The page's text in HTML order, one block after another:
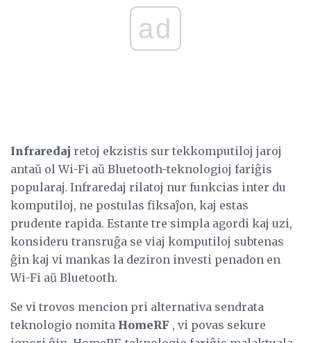
ad
Infraredaj retoj ekzistis sur tekkomputiloj jaroj
antaŭ ol Wi-Fi aŭ Bluetooth-teknologioj fariĝis
popularaj. Infraredaj rilatoj nur funkcias inter du
komputiloj, ne postulas fiksaĵon, kaj estas
prudente rapida. Estante tre simpla agordi kaj uzi,
konsideru transruĝa se viaj komputiloj subtenas
ĝin kaj vi mankas la deziron investi penadon en
Wi-Fi aŭ Bluetooth.
Se vi trovos mencion pri alternativa sendrata
teknologio nomita HomeRF , vi povas sekure